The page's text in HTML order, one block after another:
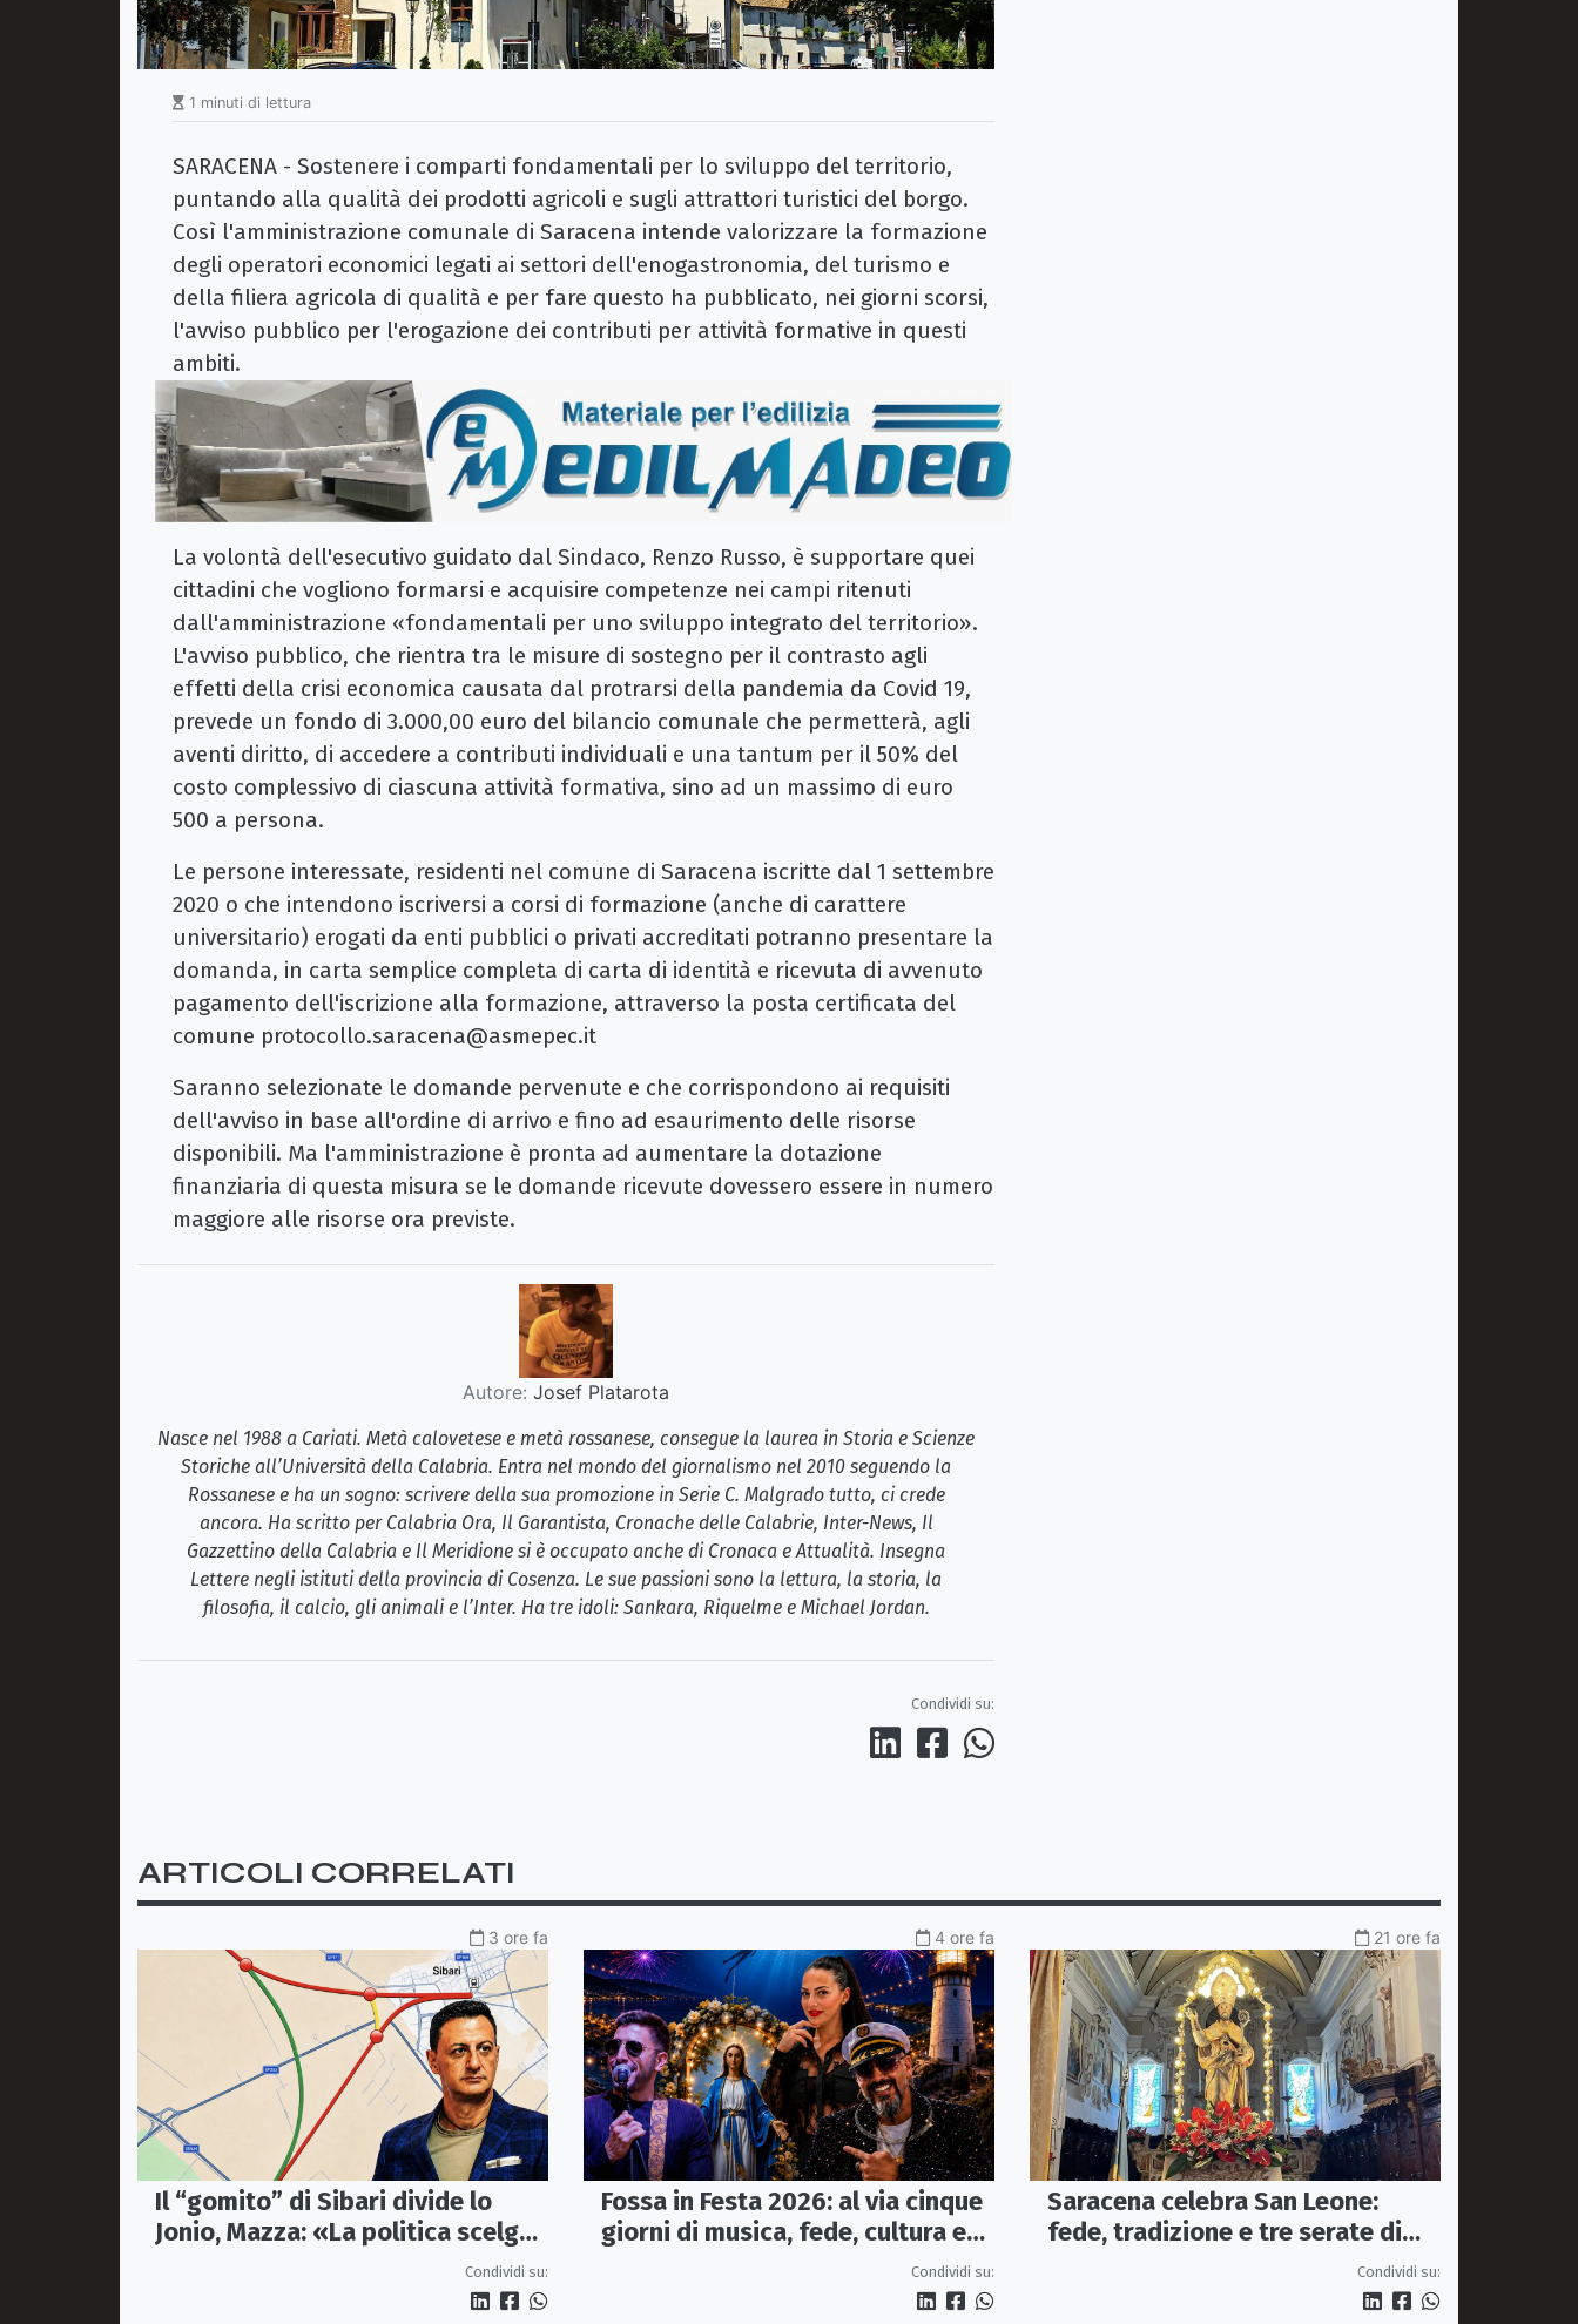
1 minuti di lettura
SARACENA - Sostenere i comparti fondamentali per lo sviluppo del territorio,
puntando alla qualità dei prodotti agricoli e sugli attrattori turistici del borgo.
Così l'amministrazione comunale di Saracena intende valorizzare la formazione
degli operatori economici legati ai settori dell'enogastronomia, del turismo e
della filiera agricola di qualità e per fare questo ha pubblicato, nei giorni scorsi,
l'avviso pubblico per l'erogazione dei contributi per attività formative in questi
ambiti.
La volontà dell'esecutivo guidato dal Sindaco, Renzo Russo, è supportare quei
cittadini che vogliono formarsi e acquisire competenze nei campi ritenuti
dall'amministrazione «fondamentali per uno sviluppo integrato del territorio».
L'avviso pubblico, che rientra tra le misure di sostegno per il contrasto agli
effetti della crisi economica causata dal protrarsi della pandemia da Covid 19,
prevede un fondo di 3.000,00 euro del bilancio comunale che permetterà, agli
aventi diritto, di accedere a contributi individuali e una tantum per il 50% del
costo complessivo di ciascuna attività formativa, sino ad un massimo di euro
500 a persona.
Le persone interessate, residenti nel comune di Saracena iscritte dal 1 settembre
2020 o che intendono iscriversi a corsi di formazione (anche di carattere
universitario) erogati da enti pubblici o privati accreditati potranno presentare la
domanda, in carta semplice completa di carta di identità e ricevuta di avvenuto
pagamento dell'iscrizione alla formazione, attraverso la posta certificata del
comune protocollo.saracena@asmepec.it
Saranno selezionate le domande pervenute e che corrispondono ai requisiti
dell'avviso in base all'ordine di arrivo e fino ad esaurimento delle risorse
disponibili. Ma l'amministrazione è pronta ad aumentare la dotazione
finanziaria di questa misura se le domande ricevute dovessero essere in numero
maggiore alle risorse ora previste.
Autore: Josef Platarota
Nasce nel 1988 a Cariati. Metà calovetese e metà rossanese, consegue la laurea in Storia e Scienze
Storiche all’Università della Calabria. Entra nel mondo del giornalismo nel 2010 seguendo la
Rossanese e ha un sogno: scrivere della sua promozione in Serie C. Malgrado tutto, ci crede
ancora. Ha scritto per Calabria Ora, Il Garantista, Cronache delle Calabrie, Inter-News, Il
Gazzettino della Calabria e Il Meridione si è occupato anche di Cronaca e Attualità. Insegna
Lettere negli istituti della provincia di Cosenza. Le sue passioni sono la lettura, la storia, la
filosofia, il calcio, gli animali e l’Inter. Ha tre idoli: Sankara, Riquelme e Michael Jordan.
Condividi su:
ARTICOLI CORRELATI
3 ore fa
Il “gomito” di Sibari divide lo
Jonio, Mazza: «La politica scelga
Condividi su:
4 ore fa
Fossa in Festa 2026: al via cinque
giorni di musica, fede, cultura e
Condividi su:
21 ore fa
Saracena celebra San Leone:
fede, tradizione e tre serate di
Condividi su: